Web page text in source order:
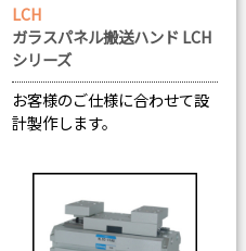
LCH
ガラスパネル搬送ハンド LCH
シリーズ
お客様のご仕様に合わせて設
計製作します。